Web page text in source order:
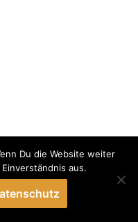
Du die Website weiter
aus.